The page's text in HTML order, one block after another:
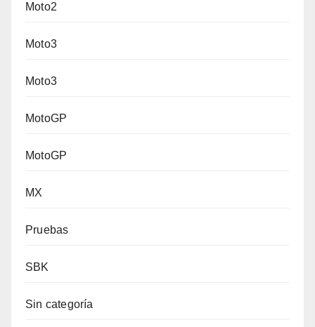
Moto2
Moto3
Moto3
MotoGP
MotoGP
MX
Pruebas
SBK
Sin categoría